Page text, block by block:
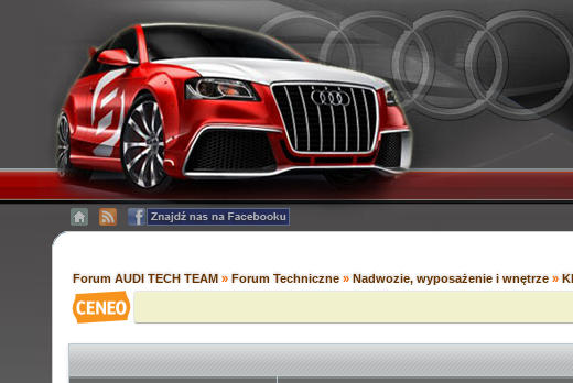
Forum AUDI TECH TEAM » Forum Techniczne » Nadwozie, wyposażenie i wnętrze »